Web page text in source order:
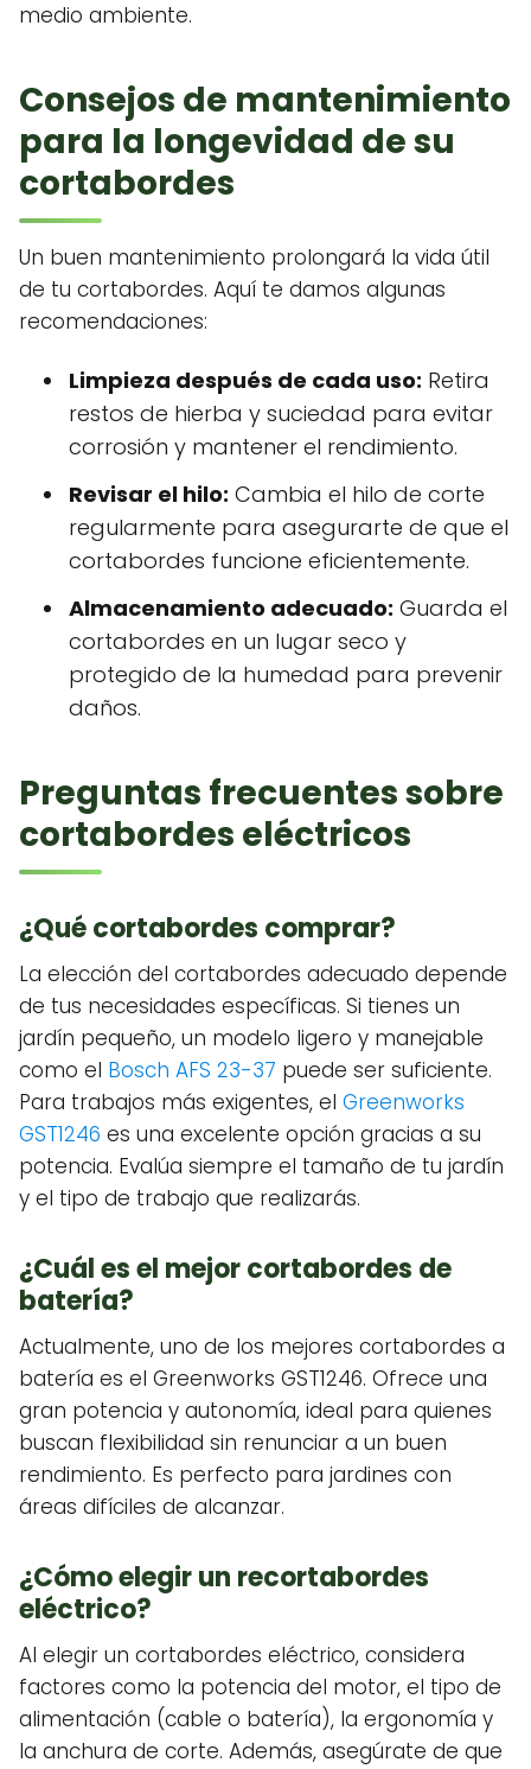
medio ambiente.
Consejos de mantenimiento
para la longevidad de su
cortabordes
Un buen mantenimiento prolongará la vida útil
de tu cortabordes. Aquí te damos algunas
recomendaciones:
Limpieza después de cada uso: Retira
restos de hierba y suciedad para evitar
corrosión y mantener el rendimiento.
Revisar el hilo: Cambia el hilo de corte
regularmente para asegurarte de que el
cortabordes funcione eficientemente.
Almacenamiento adecuado: Guarda el
cortabordes en un lugar seco y
protegido de la humedad para prevenir
daños.
Preguntas frecuentes sobre
cortabordes eléctricos
¿Qué cortabordes comprar?
La elección del cortabordes adecuado depende
de tus necesidades específicas. Si tienes un
jardín pequeño, un modelo ligero y manejable
como el Bosch AFS 23-37 puede ser suficiente.
Para trabajos más exigentes, el Greenworks
GST1246 es una excelente opción gracias a su
potencia. Evalúa siempre el tamaño de tu jardín
y el tipo de trabajo que realizarás.
¿Cuál es el mejor cortabordes de
batería?
Actualmente, uno de los mejores cortabordes a
batería es el Greenworks GST1246. Ofrece una
gran potencia y autonomía, ideal para quienes
buscan flexibilidad sin renunciar a un buen
rendimiento. Es perfecto para jardines con
áreas difíciles de alcanzar.
¿Cómo elegir un recortabordes
eléctrico?
Al elegir un cortabordes eléctrico, considera
factores como la potencia del motor, el tipo de
alimentación (cable o batería), la ergonomía y
la anchura de corte. Además, asegúrate de que